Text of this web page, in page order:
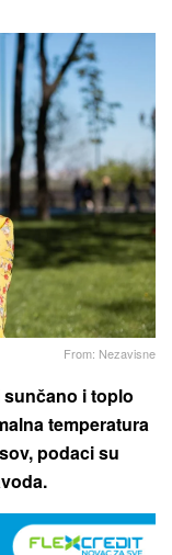
From: Nezavisne
i toplo
temperatura
podaci su